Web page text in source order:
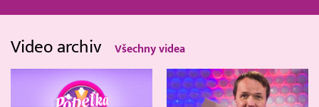
Video archiv Všechny videa